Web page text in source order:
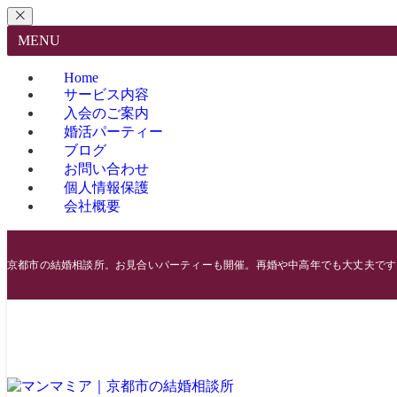
MENU
Home
サービス内容
入会のご案内
婚活パーティー
ブログ
お問い合わせ
個人情報保護
会社概要
京都市の結婚相談所。お見合いパーティーも開催。再婚や中高年でも大丈夫で